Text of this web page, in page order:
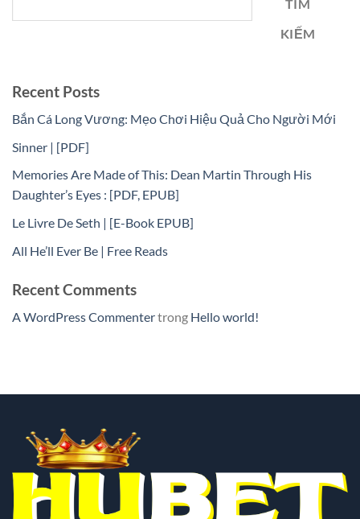
TÌM
KIẾM
Recent Posts
Bắn Cá Long Vương: Mẹo Chơi Hiệu Quả Cho Người Mới
Sinner | [PDF]
Memories Are Made of This: Dean Martin Through His
Daughter’s Eyes : [PDF, EPUB]
Le Livre De Seth | [E-Book EPUB]
All He’ll Ever Be | Free Reads
Recent Comments
A WordPress Commentertrong Hello world!